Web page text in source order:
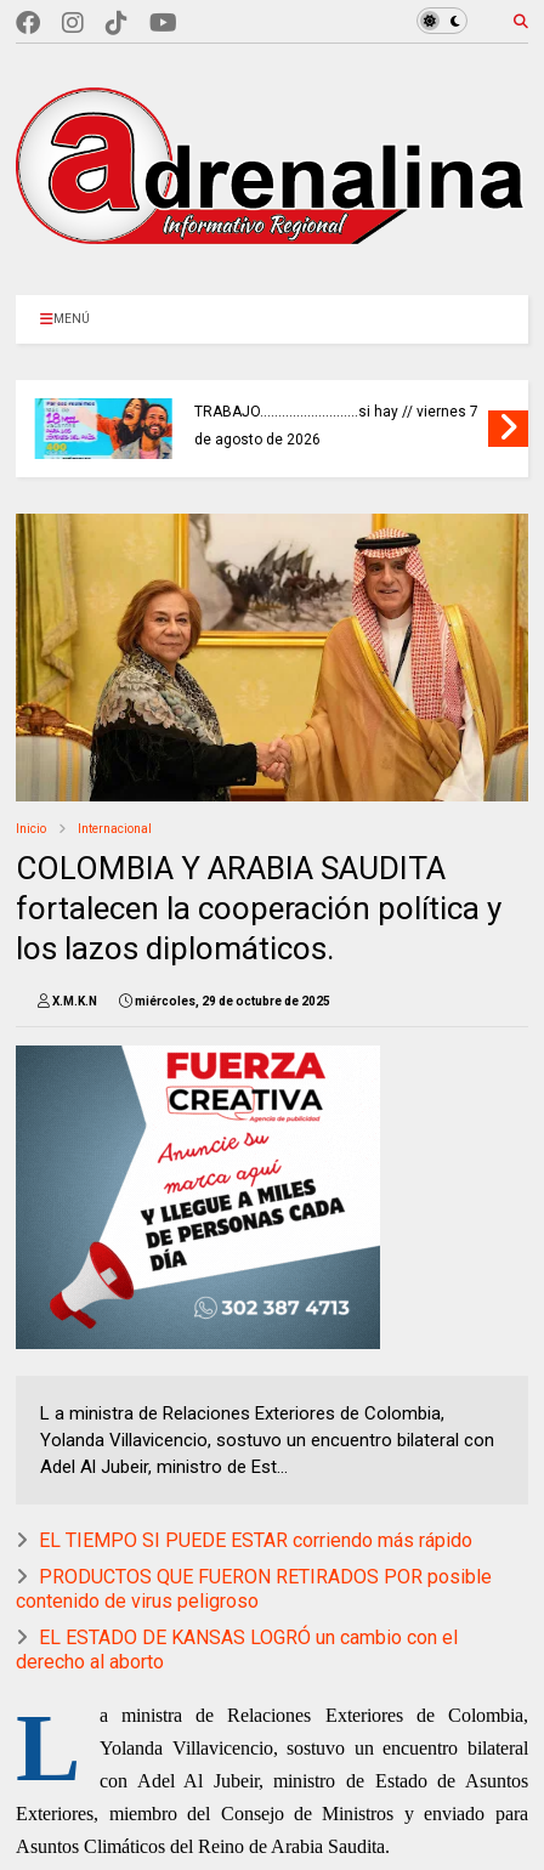
MENÚ
TRABAJO...........................si hay // viernes 7
de agosto de 2026
Inicio Internacional
COLOMBIA Y ARABIA SAUDITA
fortalecen la cooperación política y
los lazos diplomáticos.
X.M.K.N miércoles, 29 de octubre de 2025
L a ministra de Relaciones Exteriores de Colombia,
Yolanda Villavicencio, sostuvo un encuentro bilateral con
Adel Al Jubeir, ministro de Est...
EL TIEMPO SI PUEDE ESTAR corriendo más rápido
PRODUCTOS QUE FUERON RETIRADOS POR posible
contenido de virus peligroso
EL ESTADO DE KANSAS LOGRÓ un cambio con el
derecho al aborto
L
a ministra de Relaciones Exteriores de Colombia,
Yolanda Villavicencio, sostuvo un encuentro bilateral
con Adel Al Jubeir, ministro de Estado de Asuntos
Exteriores, miembro del Consejo de Ministros y enviado para
Asuntos Climáticos del Reino de Arabia Saudita.